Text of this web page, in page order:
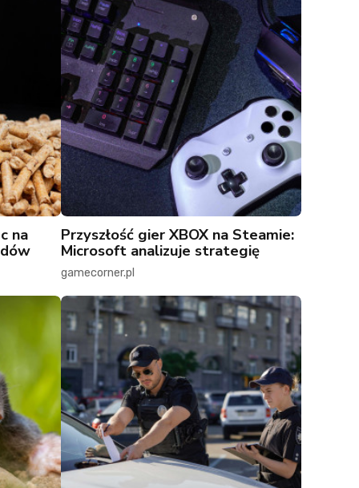
na
Przyszłość gier XBOX na Steamie:
Microsoft analizuje strategię
gamecorner.pl